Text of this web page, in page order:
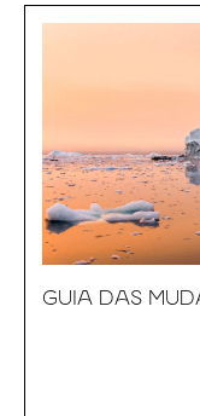
GUIA DAS